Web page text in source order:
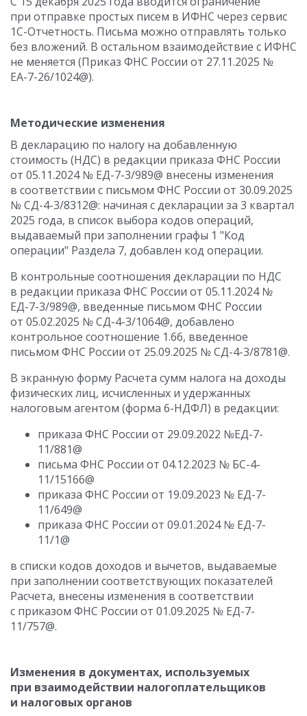
при отправке простых писем в ИФНС через сервис
1С-Отчетность. Письма можно отправлять только
без вложений. В остальном взаимодействие с ИФНС
не меняется (Приказ ФНС России от 27.11.2025 №
ЕА-7-26/1024@).
Методические изменения
В декларацию по налогу на добавленную
стоимость (НДС) в редакции приказа ФНС России
от 05.11.2024 № ЕД-7-3/989@ внесены изменения
в соответствии с письмом ФНС России от 30.09.2025
№ СД-4-3/8312@: начиная с декларации за 3 квартал
2025 года, в список выбора кодов операций,
выдаваемый при заполнении графы 1 "Код
операции" Раздела 7, добавлен код операции.
В контрольные соотношения декларации по НДС
в редакции приказа ФНС России от 05.11.2024 №
ЕД-7-3/989@, введенные письмом ФНС России
от 05.02.2025 № СД-4-3/1064@, добавлено
контрольное соотношение 1.66, введенное
письмом ФНС России от 25.09.2025 № СД-4-3/8781@.
В экранную форму Расчета сумм налога на доходы
физических лиц, исчисленных и удержанных
налоговым агентом (форма 6-НДФЛ) в редакции:
приказа ФНС России от 29.09.2022 №ЕД-7-
11/881@
письма ФНС России от 04.12.2023 № БС-4-
11/15166@
приказа ФНС России от 19.09.2023 № ЕД-7-
11/649@
приказа ФНС России от 09.01.2024 № ЕД-7-
11/1@
в списки кодов доходов и вычетов, выдаваемые
при заполнении соответствующих показателей
Расчета, внесены изменения в соответствии
с приказом ФНС России от 01.09.2025 № ЕД-7-
11/757@.
Изменения в документах, используемых
при взаимодействии налогоплательщиков
и налоговых органов